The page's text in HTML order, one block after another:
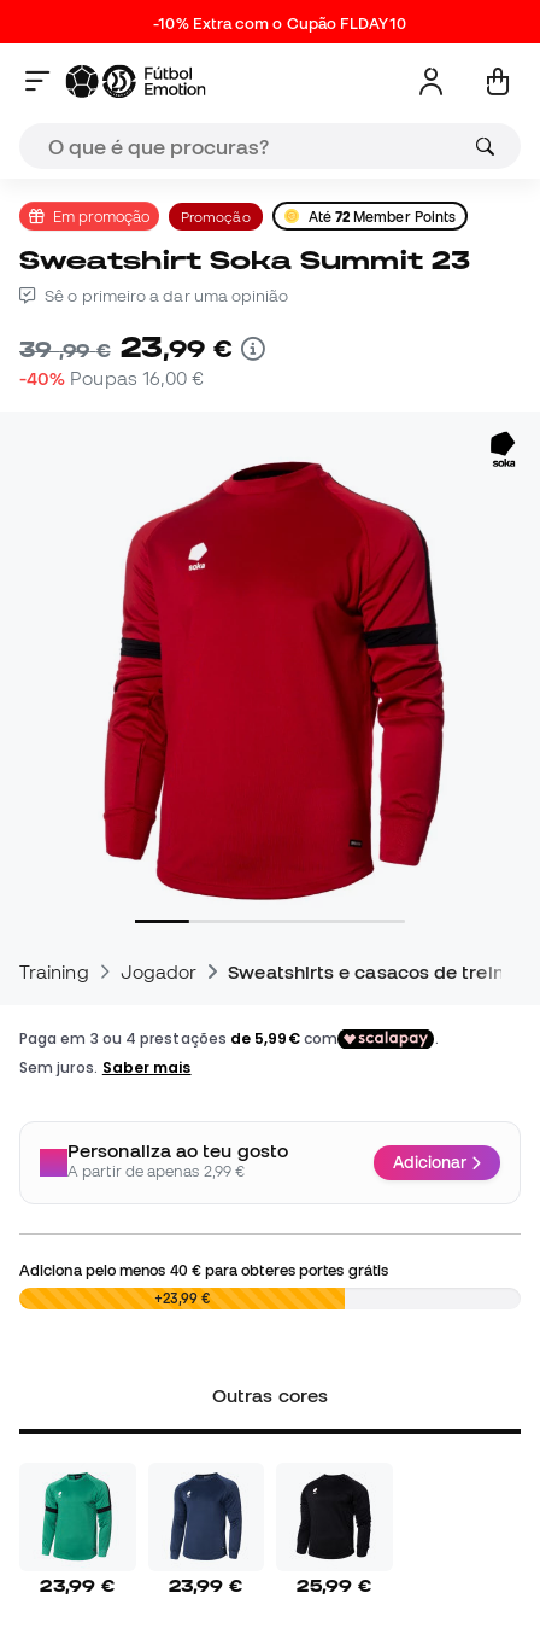
-10% Extra com o Cupão FLDAY10
Em promoção Promoção Até 72 Member Points
Sweatshirt Soka Summit 23
Sê o primeiro a dar uma opinião
39,99 € 23,99 €
-40% Poupas 16,00 €
Training Jogador Sweatshirts e casacos de treino
Personaliza ao teu gosto
A partir de apenas 2,99 € Adicionar
Adiciona pelo menos 40 €para obteres portes grátis
0,00 € +23,99 €
Outras cores
23,99 € 23,99 € 25,99 €